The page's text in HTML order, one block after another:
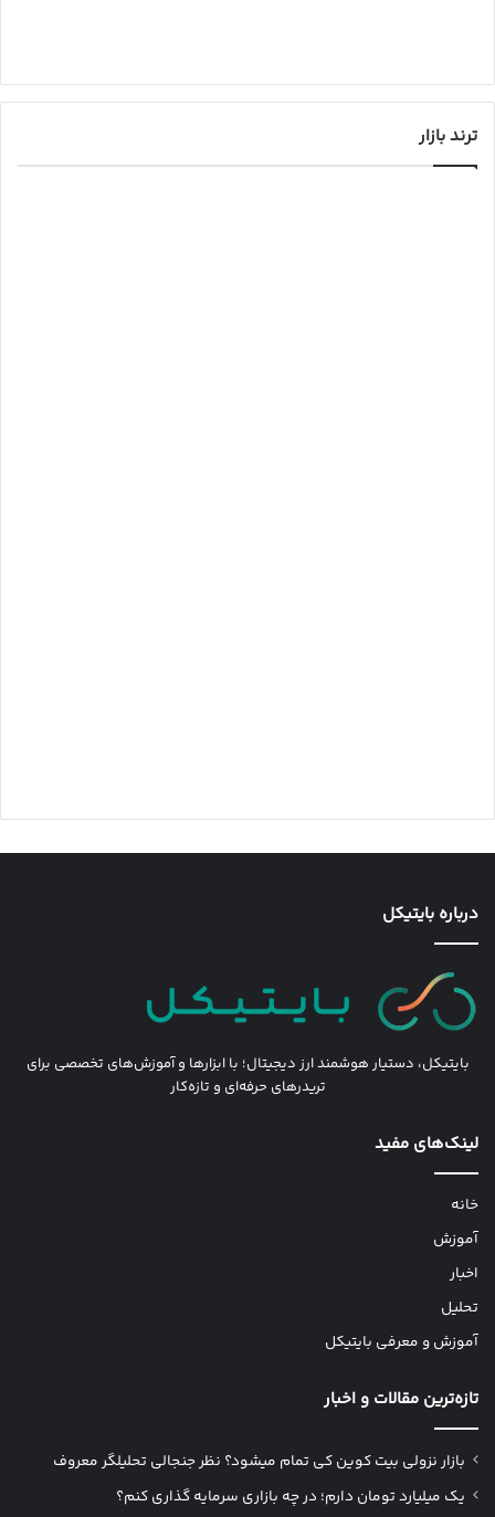
ترند بازار
درباره بایتیکل
بایتیکل، دستیار هوشمند ارز دیجیتال؛ با ابزارها و آموزش‌های تخصصی برای
تریدرهای حرفه‌ای و تازه‌کار
لینک‌های مفید
خانه
آموزش
اخبار
تحلیل
آموزش و معرفی بایتیکل
تازه‌ترین مقالات و اخبار
بازار نزولی بیت کوین کی تمام میشود؟ نظر جنجالی تحلیلگر معروف
یک میلیارد تومان دارم؛ در چه بازاری سرمایه گذاری کنم؟